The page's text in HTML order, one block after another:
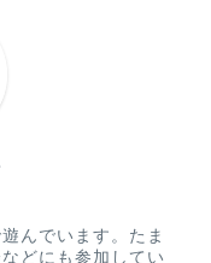
んでいます。たま
どにも参加してい